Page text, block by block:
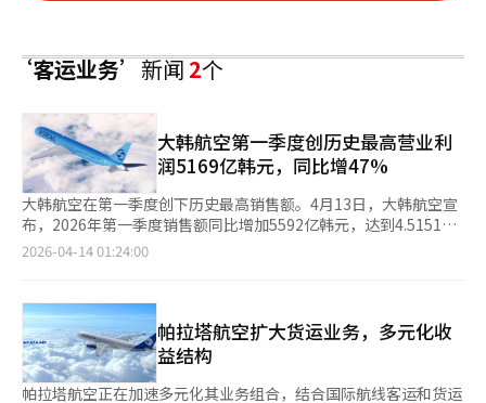
‘客运业务’新闻2个
大韩航空第一季度创历史最高营业利
润5169亿韩元，同比增47%
大韩航空在第一季度创下历史最高销售额。4月13日，大韩航空宣
布，2026年第一季度销售额同比增加5592亿韩元，达到4.5151万
亿韩元。营业利润同比增加1660亿韩元，达到5169亿韩元，分别
中转航线的增长。货运业务销售额同比增加366亿韩元，达到
1.0906万亿韩元，通过增加不定期和包机运营，灵活调整航线以应
对需求。然而，第二季度客运业务将面临中东局势不稳导致的高油
价和高汇率影响。大韩航空将专注于吸引海外出发和中转需求，以
保持盈利。货运业务将通过季节性货物、AI产业和K-美妆等增长行
2026-04-14 01:24:00
帕拉塔航空扩大货运业务，多元化收
益结构
帕拉塔航空正在加速多元化其业务组合，结合国际航线客运和货运